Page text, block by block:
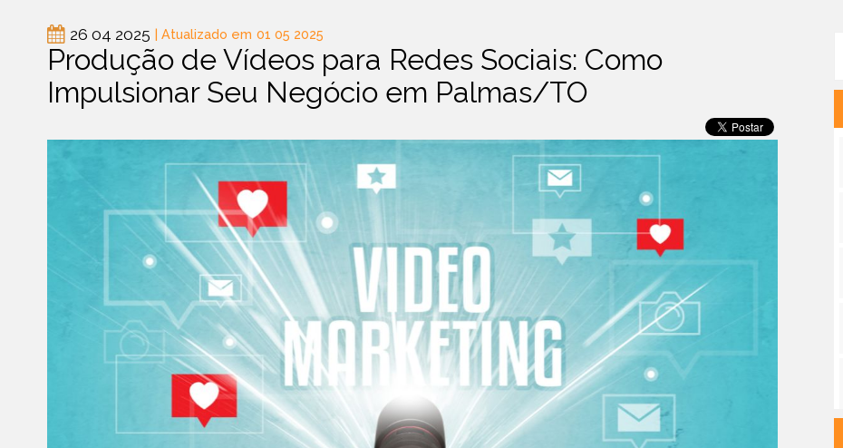
26 04 2025 | Atualizado em 01 05 2025
Produção de Vídeos para Redes Sociais: Como
Impulsionar Seu Negócio em Palmas/TO